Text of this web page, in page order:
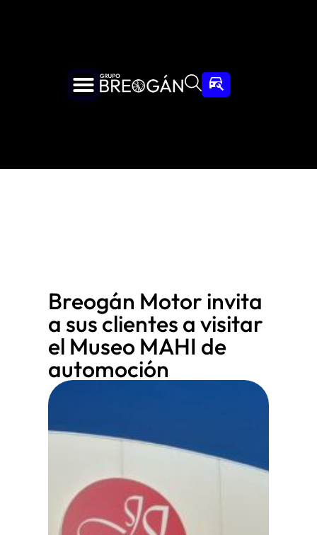
Breogán Motor invita
a sus clientes a visitar
el Museo MAHI de
automoción